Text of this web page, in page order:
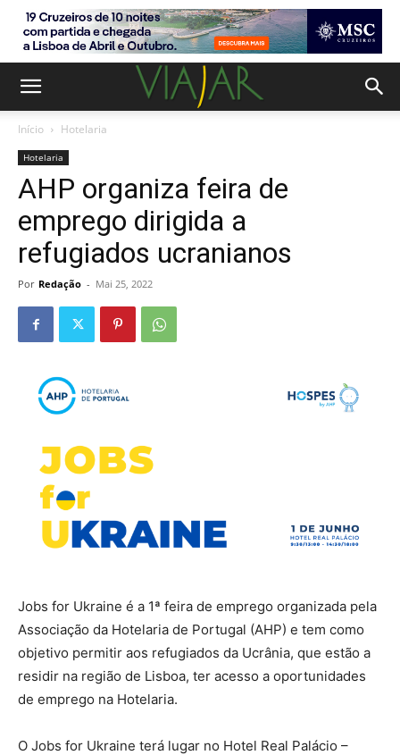
Início Hotelaria
Hotelaria
AHP organiza feira de
emprego dirigida a
refugiados ucranianos
Por Redação - Mai 25, 2022
Jobs for Ukraine é a 1ª feira de emprego organizada pela
Associação da Hotelaria de Portugal (AHP) e tem como
objetivo permitir aos refugiados da Ucrânia, que estão a
residir na região de Lisboa, ter acesso a oportunidades
de emprego na Hotelaria.
O Jobs for Ukraine terá lugar no Hotel Real Palácio –